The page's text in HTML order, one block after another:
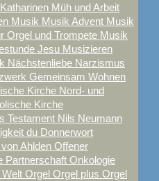
Müh und Arbeit
Musik Musik Advent Musik
Orgel und Trompete Musik
Jesu Musizieren
Nächstenliebe Narzismus
Gemeinsam Wohnen
Kirche Nord- und
Kirche
Testament Nils Neumann
du Donnerwort
Ahlden Offener
Partnerschaft Onkologie
Orgel Orgel plus Orgel